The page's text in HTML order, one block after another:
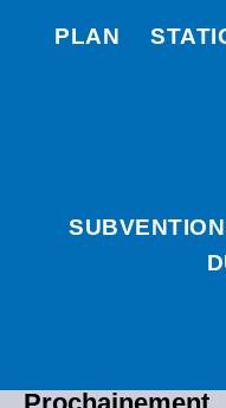
PLAN